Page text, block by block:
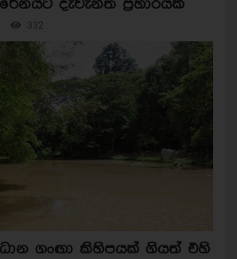
දැවැන්ත ප්‍රහාරයක්
332
ගංඟා කිහිපයක් ගියත් එහි